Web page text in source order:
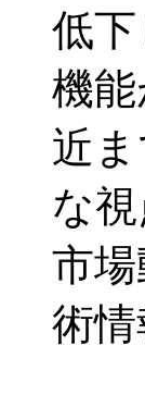
低
機
近
な
市
術情